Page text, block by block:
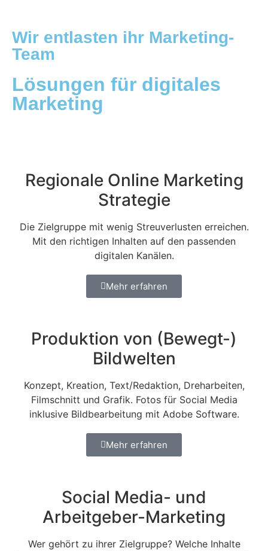
Wir entlasten ihr Marketing-
Team
Lösungen für digitales
Marketing
Regionale Online Marketing
Strategie
Die Zielgruppe mit wenig Streuverlusten erreichen.
Mit den richtigen Inhalten auf den passenden
digitalen Kanälen.
Mehr erfahren
Produktion von (Bewegt-)
Bildwelten
Konzept, Kreation, Text/Redaktion, Dreharbeiten,
Filmschnitt und Grafik. Fotos für Social Media
inklusive Bildbearbeitung mit Adobe Software.
Mehr erfahren
Social Media- und
Arbeitgeber-Marketing​
Wer gehört zu ihrer Zielgruppe? Welche Inhalte